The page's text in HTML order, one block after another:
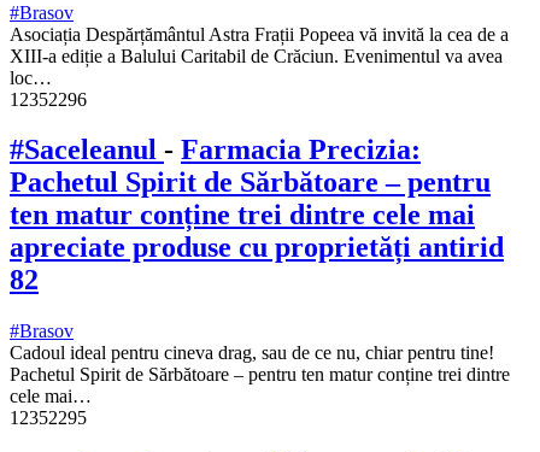
#Brasov
Asociația Despărțământul Astra Frații Popeea vă invită la cea de a
XIII-a ediție a Balului Caritabil de Crăciun. Evenimentul va avea
loc…
12352296
#Saceleanul - Farmacia Precizia:
Pachetul Spirit de Sărbătoare – pentru
ten matur conține trei dintre cele mai
apreciate produse cu proprietăți antirid
82
#Brasov
Cadoul ideal pentru cineva drag, sau de ce nu, chiar pentru tine!
Pachetul Spirit de Sărbătoare – pentru ten matur conține trei dintre
cele mai…
12352295